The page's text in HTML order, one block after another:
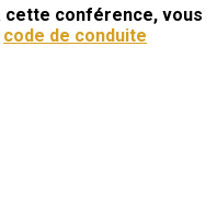
cette conférence, vous
code de conduite